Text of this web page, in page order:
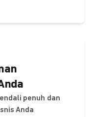
penuh dan
Anda